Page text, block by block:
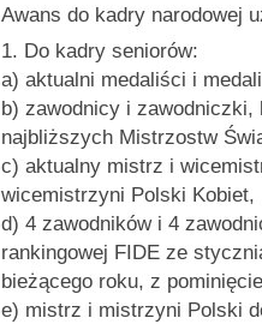
Awans do kadry narodowej
1. Do kadry seniorów:
a) aktualni medaliści i
b) zawodnicy i
najbliższych Mistrzostw
c) aktualny mistrz i
wicemistrzyni Polski Kobiet,
d) 4 zawodników i 4
rankingowej FIDE ze
bieżącego roku, z
e) mistrz i mistrzyni Polski